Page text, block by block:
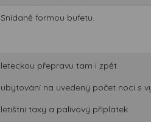
Snídaně formou bufetu.
leteckou přepravu tam i zpět
ubytování na uvedený počet nocí s
letištní taxy a palivový příplatek